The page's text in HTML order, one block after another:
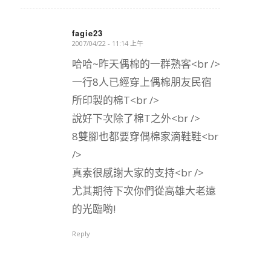
fagie23
says:
2007/04/22 - 11:14 上午
哈哈~昨天偶棉的一群熟客<br />
一行8人已經穿上偶棉朋友民宿
所印製的棉T<br />
說好下次除了棉T之外<br />
8雙腳也都要穿偶棉家滴鞋鞋<br
/>
真素很感謝大家的支持<br />
尤其期待下次你們從高雄大老遠
的光臨喲!
Reply